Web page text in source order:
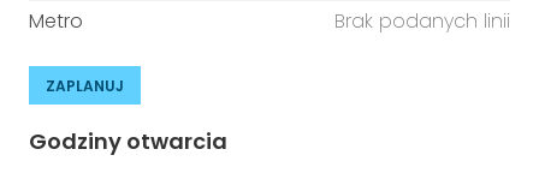
Metro
Brak podanych linii
ZAPLANUJ
Godziny otwarcia